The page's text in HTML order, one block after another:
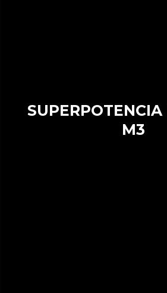
SUPERPOTENCIA PARA 105
M3